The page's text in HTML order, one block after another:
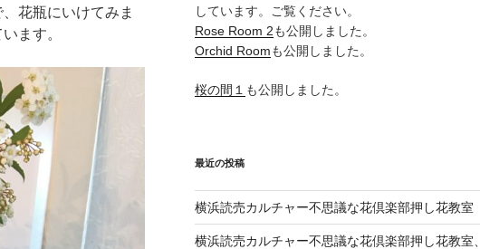
花瓶にいけてみま
ます。
しています。ご覧ください。
Rose Room 2も公開しました。
Orchid Roomも公開しました。
桜の間１ も公開しました。
最近の投稿
横浜読売カルチャー不思議な花倶楽部押し花教室
横浜読売カルチャー不思議な花倶楽部押し花教室、